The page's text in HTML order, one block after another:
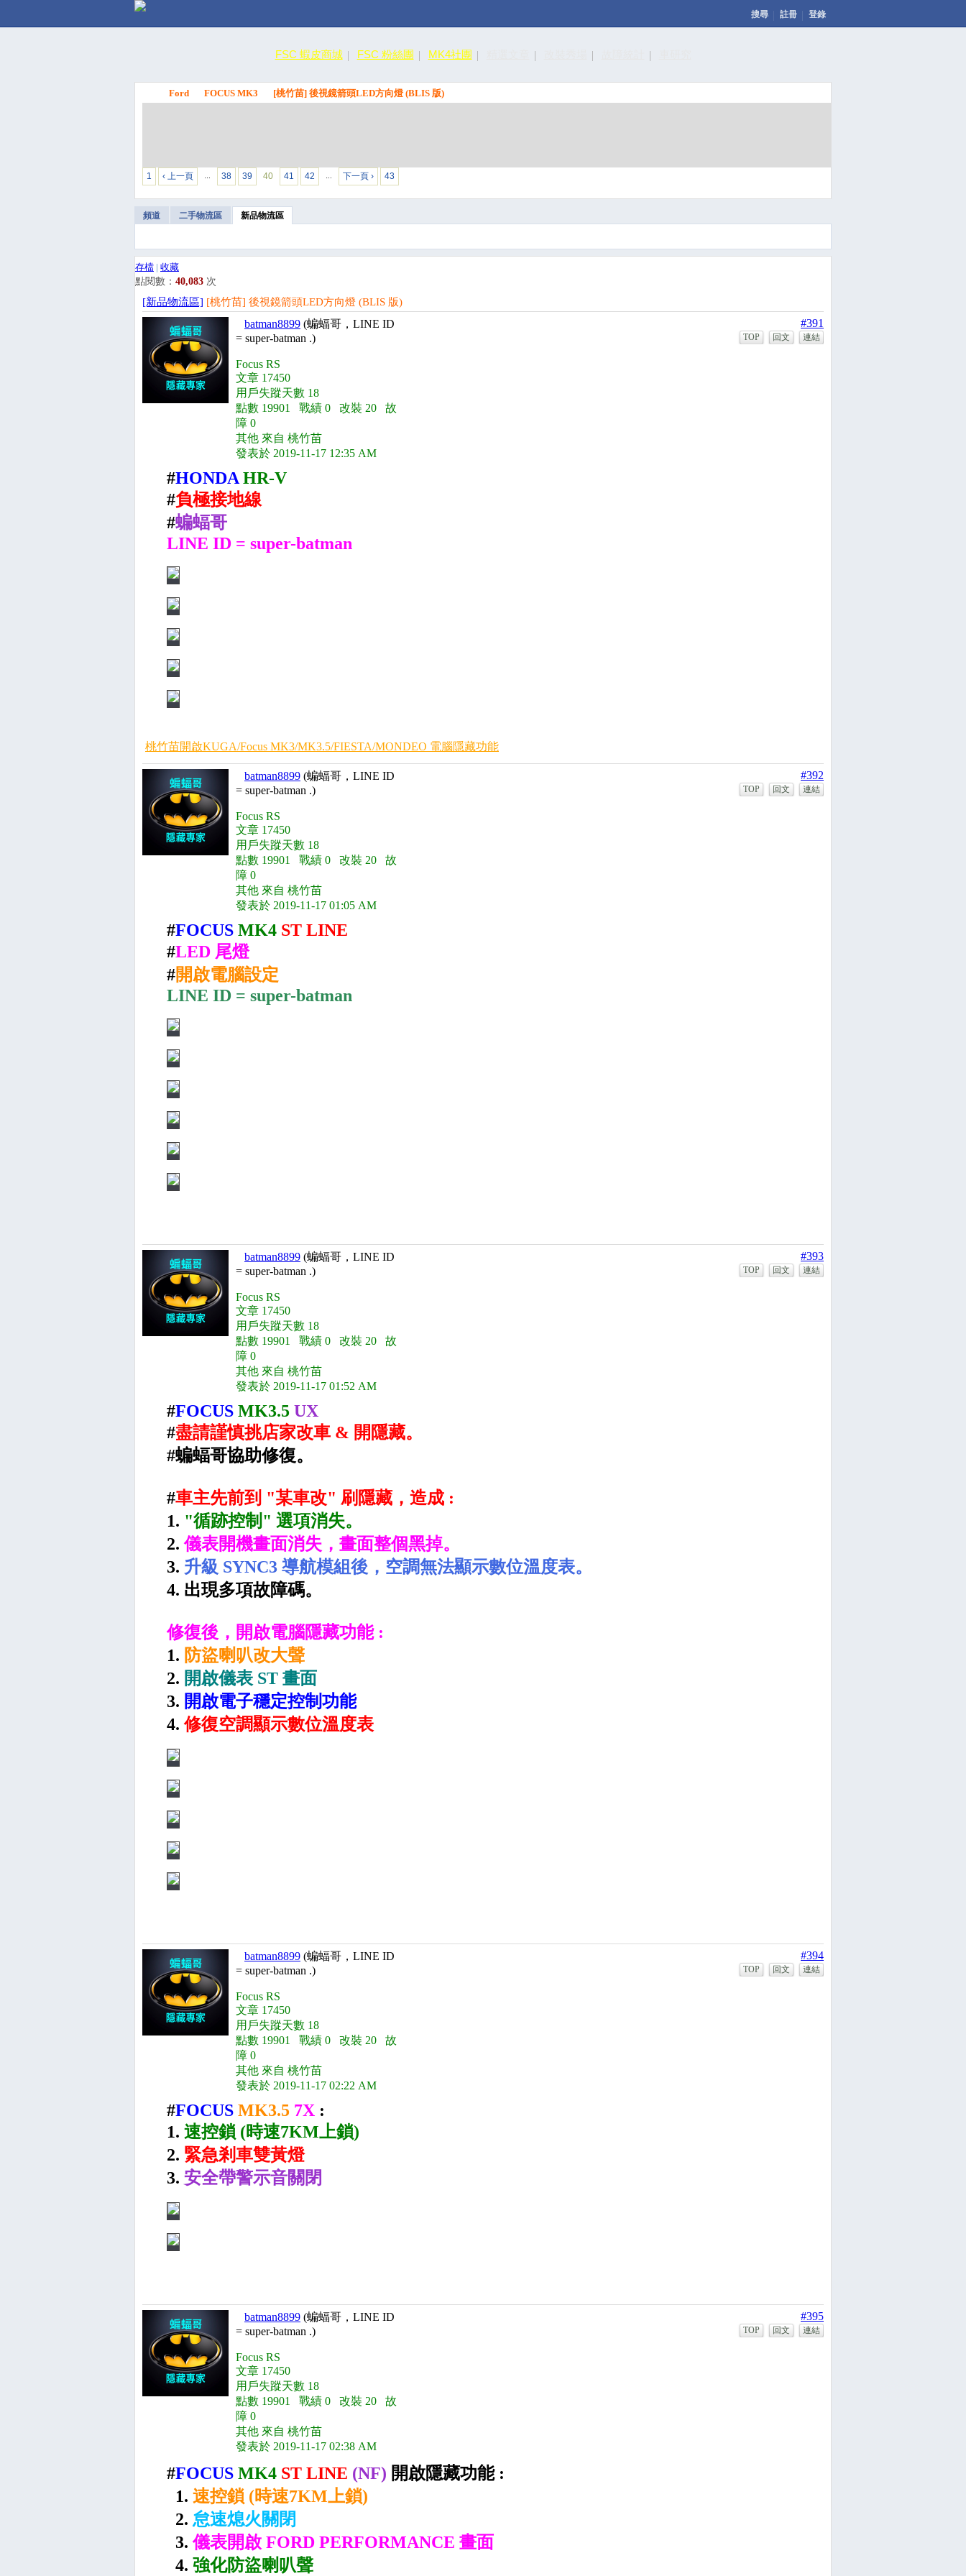
搜尋 註冊 登錄
FSC 蝦皮商城 FSC 粉絲團 MK4社團
Ford FOCUS MK3 [桃竹苗] 後視鏡箭頭LED方向燈 (BLIS 版)
1 ‹ 上一頁 … 38 39 40 41 42 … 下一頁 › 43
頻道 二手物流區 新品物流區
存檔 | 收藏
點閱數： 40,083 次
[新品物流區] [桃竹苗] 後視鏡箭頭LED方向燈 (BLIS 版)
batman8899 (蝙蝠哥，LINE ID
= super-batman .)
Focus RS
文章 17450
用戶失蹤天數 18
點數 19901 戰績 0 改裝 20 故
障 0
其他 來自 桃竹苗
發表於 2019-11-17 12:35 AM
#391
TOP 回文 連結
#HONDA HR-V
#負極接地線
#蝙蝠哥
LINE ID = super-batman
桃竹苗開啟KUGA/Focus MK3/MK3.5/FIESTA/MONDEO 電腦隱藏功能
batman8899 (蝙蝠哥，LINE ID
= super-batman .)
Focus RS
文章 17450
用戶失蹤天數 18
點數 19901 戰績 0 改裝 20 故
障 0
其他 來自 桃竹苗
發表於 2019-11-17 01:05 AM
#392
TOP 回文 連結
#FOCUS MK4 ST LINE
#LED 尾燈
#開啟電腦設定
LINE ID = super-batman
batman8899 (蝙蝠哥，LINE ID
= super-batman .)
Focus RS
文章 17450
用戶失蹤天數 18
點數 19901 戰績 0 改裝 20 故
障 0
其他 來自 桃竹苗
發表於 2019-11-17 01:52 AM
#393
TOP 回文 連結
#FOCUS MK3.5 UX
#盡請謹慎挑店家改車 & 開隱藏。
#蝙蝠哥協助修復。
#車主先前到 "某車改" 刷隱藏，造成 :
1. "循跡控制" 選項消失。
2.儀表開機畫面消失，畫面整個黑掉。
3. 升級 SYNC3 導航模組後，空調無法顯示數位溫度表。
4. 出現多項故障碼。
修復後，開啟電腦隱藏功能 :
1. 防盜喇叭改大聲
2. 開啟儀表 ST 畫面
3. 開啟電子穩定控制功能
4.修復空調顯示數位溫度表
batman8899 (蝙蝠哥，LINE ID
= super-batman .)
Focus RS
文章 17450
用戶失蹤天數 18
點數 19901 戰績 0 改裝 20 故
障 0
其他 來自 桃竹苗
發表於 2019-11-17 02:22 AM
#394
TOP 回文 連結
#FOCUS MK3.5 7X :
1. 速控鎖 (時速7KM上鎖)
2. 緊急剎車雙黃燈
3. 安全帶警示音關閉
batman8899 (蝙蝠哥，LINE ID
= super-batman .)
Focus RS
文章 17450
用戶失蹤天數 18
點數 19901 戰績 0 改裝 20 故
障 0
其他 來自 桃竹苗
發表於 2019-11-17 02:38 AM
#395
TOP 回文 連結
#FOCUS MK4 ST LINE (NF) 開啟隱藏功能 :
1. 速控鎖 (時速7KM上鎖)
2. 怠速熄火關閉
3.儀表開啟 FORD PERFORMANCE 畫面
4. 強化防盜喇叭聲